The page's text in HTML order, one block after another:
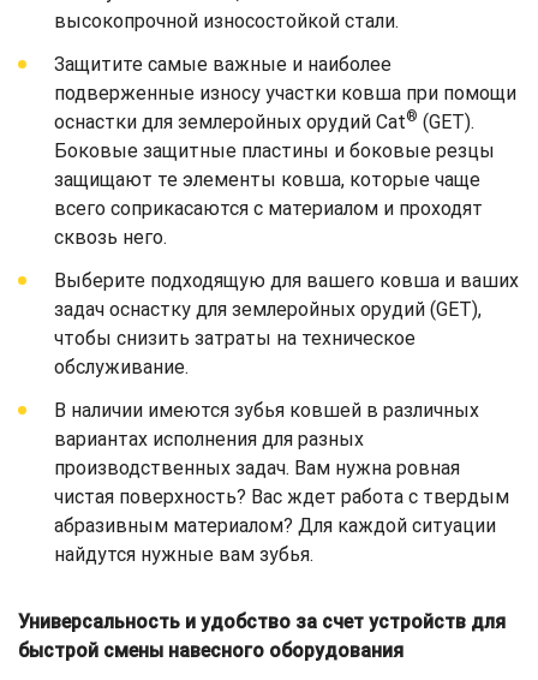
высокопрочной износостойкой стали.
Защитите самые важные и наиболее
подверженные износу участки ковша при помощи
оснастки для землеройных орудий Cat® (GET).
Боковые защитные пластины и боковые резцы
защищают те элементы ковша, которые чаще
всего соприкасаются с материалом и проходят
сквозь него.
Выберите подходящую для вашего ковша и ваших
задач оснастку для землеройных орудий (GET),
чтобы снизить затраты на техническое
обслуживание.
В наличии имеются зубья ковшей в различных
вариантах исполнения для разных
производственных задач. Вам нужна ровная
чистая поверхность? Вас ждет работа с твердым
абразивным материалом? Для каждой ситуации
найдутся нужные вам зубья.
Универсальность и удобство за счет устройств для
быстрой смены навесного оборудования